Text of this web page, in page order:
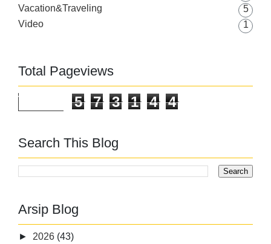
Vacation&Traveling
5
Video
1
Total Pageviews
5 7 3 1 4 4
Search This Blog
Arsip Blog
► 2026 (43)